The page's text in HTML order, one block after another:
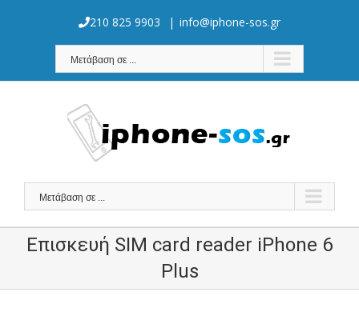
210 825 9903 | info@iphone-sos.gr
Μετάβαση σε ...
Μετάβαση σε ...
Επισκευή SIM card reader iPhone 6
Plus